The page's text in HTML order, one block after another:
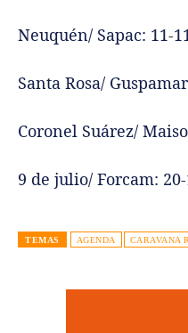
Neuquén/ Sapac: 11-
Santa Rosa/
Coronel Suárez/
9 de julio/ Forcam:
TEMAS AGENDA CARAVANA